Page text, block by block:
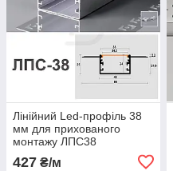
Лінійний Led-профіль 38
мм для прихованого
монтажу ЛПС38
427 ₴/м